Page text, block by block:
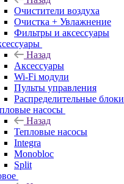
Очистители воздуха
Очистка + Увлажнение
Фильтры и аксессуары
Назад
Аксессуары
Wi-Fi модули
Пульты управления
Распределительные блоки
насосы
Назад
Тепловые насосы
Integra
Monobloc
Split